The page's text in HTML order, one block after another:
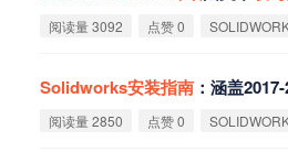
阅读量 3092 点赞 0
Solidworks安装指南 ：涵盖
阅读量 2850 点赞 0